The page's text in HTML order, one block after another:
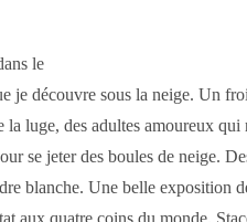
le
je découvre sous la neige. Un
la luge, des adultes amoureux qui
se jeter des boules de neige.
blanche. Une belle exposition
aux quatre coins du monde.